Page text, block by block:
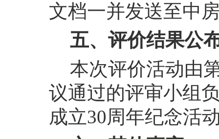
文档一并发送至中
五、评价结果公
本次评价活动由
议通过的评审小组
成立30周年纪念活